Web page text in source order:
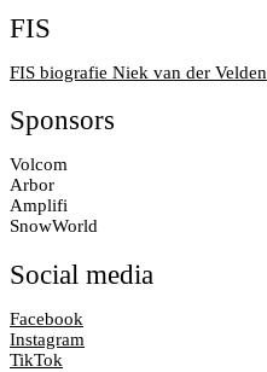
FIS
FIS biografie Niek van der Velden
Sponsors
Volcom
Arbor
Amplifi
SnowWorld
Social media
Facebook
Instagram
TikTok